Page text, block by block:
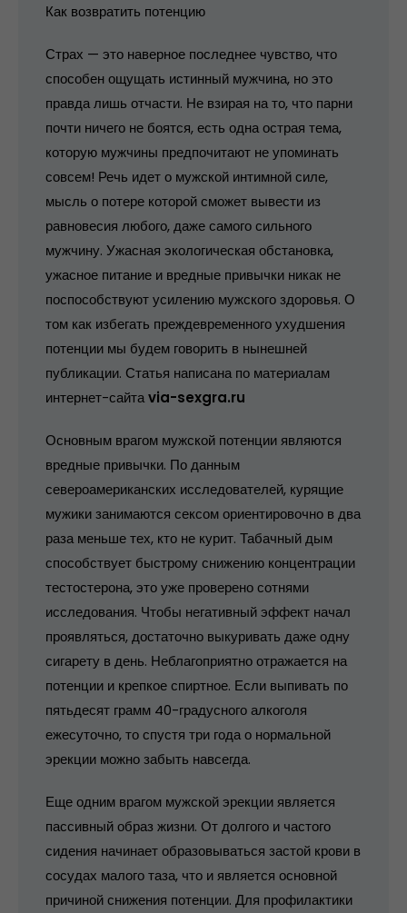
Как возвратить потенцию
Страх — это наверное последнее чувство, что
способен ощущать истинный мужчина, но это
правда лишь отчасти. Не взирая на то, что парни
почти ничего не боятся, есть одна острая тема,
которую мужчины предпочитают не упоминать
совсем! Речь идет о мужской интимной силе,
мысль о потере которой сможет вывести из
равновесия любого, даже самого сильного
мужчину. Ужасная экологическая обстановка,
ужасное питание и вредные привычки никак не
поспособствуют усилению мужского здоровья. О
том как избегать преждевременного ухудшения
потенции мы будем говорить в нынешней
публикации. Статья написана по материалам
интернет-сайтаvia-sexgra.ru
Основным врагом мужской потенции являются
вредные привычки. По данным
североамериканских исследователей, курящие
мужики занимаются сексом ориентировочно в два
раза меньше тех, кто не курит. Табачный дым
способствует быстрому снижению концентрации
тестостерона, это уже проверено сотнями
исследования. Чтобы негативный эффект начал
проявляться, достаточно выкуривать даже одну
сигарету в день. Неблагоприятно отражается на
потенции и крепкое спиртное. Если выпивать по
пятьдесят грамм 40-градусного алкоголя
ежесуточно, то спустя три года о нормальной
эрекции можно забыть навсегда.
Еще одним врагом мужской эрекции является
пассивный образ жизни. От долгого и частого
сидения начинает образовываться застой крови в
сосудах малого таза, что и является основной
причиной снижения потенции. Для профилактики